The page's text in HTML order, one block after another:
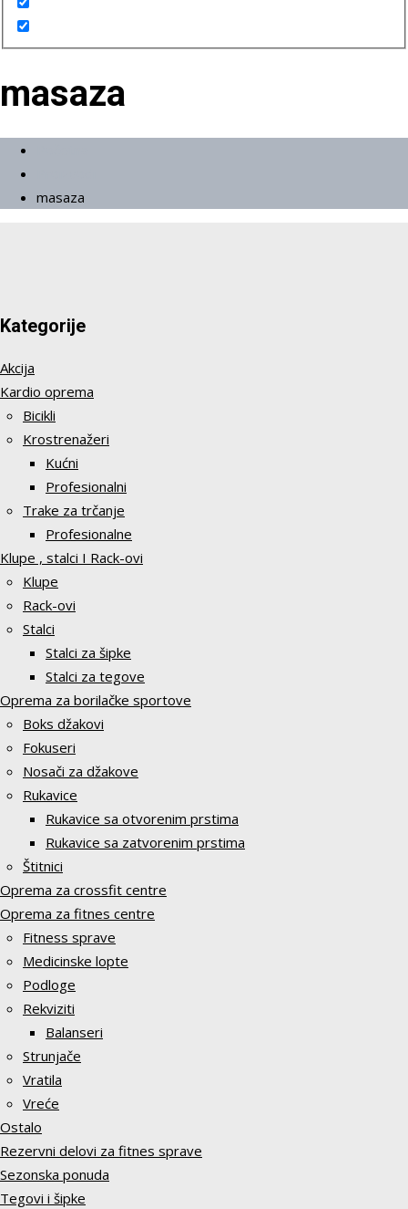
masaza
masaza
Kategorije
Akcija
Kardio oprema
Bicikli
Krostrenažeri
Kućni
Profesionalni
Trake za trčanje
Profesionalne
Klupe , stalci I Rack-ovi
Klupe
Rack-ovi
Stalci
Stalci za šipke
Stalci za tegove
Oprema za borilačke sportove
Boks džakovi
Fokuseri
Nosači za džakove
Rukavice
Rukavice sa otvorenim prstima
Rukavice sa zatvorenim prstima
Štitnici
Oprema za crossfit centre
Oprema za fitnes centre
Fitness sprave
Medicinske lopte
Podloge
Rekviziti
Balanseri
Strunjače
Vratila
Vreće
Ostalo
Rezervni delovi za fitnes sprave
Sezonska ponuda
Tegovi i šipke